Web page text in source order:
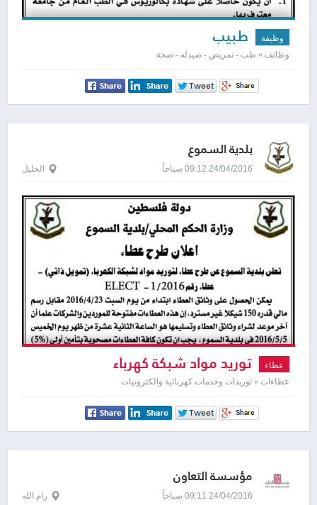
وظيفة طبيب
وظائف » طب - تمريض - صيدله - صحة
بلدية السموع
24/04/2016 09:12 صباحاً الخليل
عطاء توريد مواد شبكة كهرباء
عطاءات » توريدات وخدمات كهربائية والكترونيات
مؤسسة التعاون
24/04/2016 09:11 صباحاً رام الله